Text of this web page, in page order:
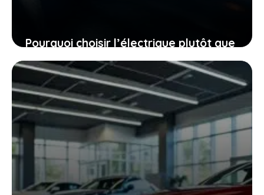
Pourquoi choisir l’électrique plutôt que
le diesel, même quand le mercure
chute à -40 °C
27 janvier 2026